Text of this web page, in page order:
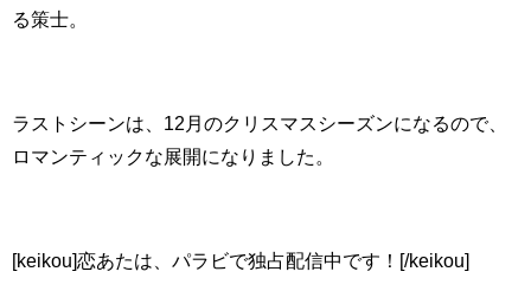
る策士。
ラストシーンは、12月のクリスマスシーズンになるので、
ロマンティックな展開になりました。
[keikou]恋あたは、パラビで独占配信中です！[/keikou]